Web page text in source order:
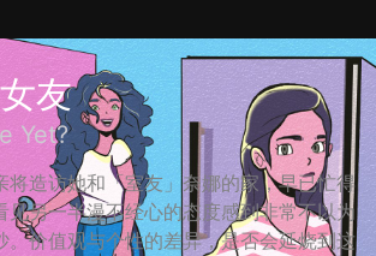
友
Yet?
将造访她和「室友」奈娜的家，早已忙得
见另一半漫不经心的态度感到非常不以为
。价值观与个性的差异，是否会延烧到这